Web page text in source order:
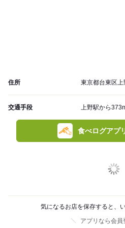
住所 東京都台東区
交通手段 上野駅から
食べログアプ
気になるお店を保存すると、
アプリなら会員